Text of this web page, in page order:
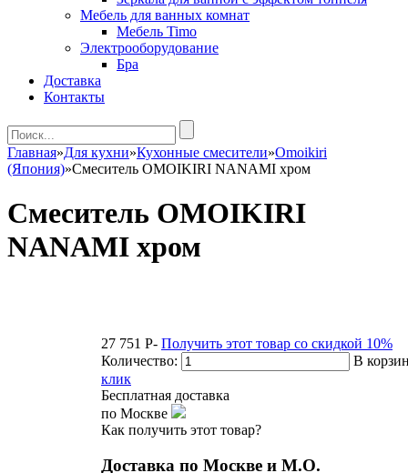
Мебель для ванных комнат
Мебель Timo
Электрооборудование
Бра
Доставка
Контакты
Главная»Для кухни»Кухонные смесители»Omoikiri
(Япония)»Смеситель OMOIKIRI NANAMI хром
Смеситель OMOIKIRI
NANAMI хром
27 751 P- Получить этот товар со скидкой 10%
Количество:
В
клик
Бесплатная доставка
по Москве
Как получить этот товар?
Доставка по Москве и М.О.